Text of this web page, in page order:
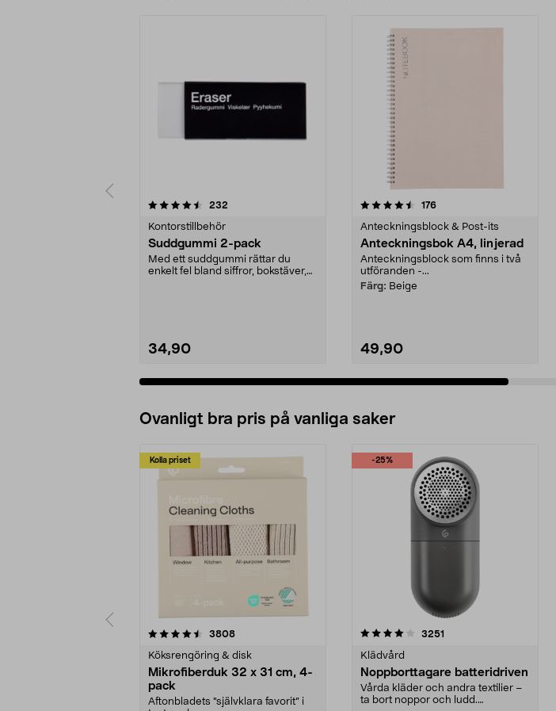
232
Kontorstillbehör
Suddgummi 2-pack
Med ett suddgummi rättar du
enkelt fel bland siffror, bokstäver,
34,90
4.5 av 5 stjärnor 176recensioner
Anteckningsblock & Post-its
Anteckningsbok A4, linjerad
Anteckningsblock som finns i två
utföranden -...
Färg: Beige
49,90
4.5 av 5 stjärnor
Ovanligt bra pris på vanliga saker
Kolla priset
3808recensioner
Köksrengöring & disk
Mikrofiberduk 32 x 31 cm, 4-
pack
Aftonbladets "självklara favorit” i
-25%
4.0av 5 stjärnor 3251
Klädvård
Noppborttagare batteridriven
Vårda kläder och andra textilier –
ta bort noppor och ludd.
4.5av 5 stjärnor